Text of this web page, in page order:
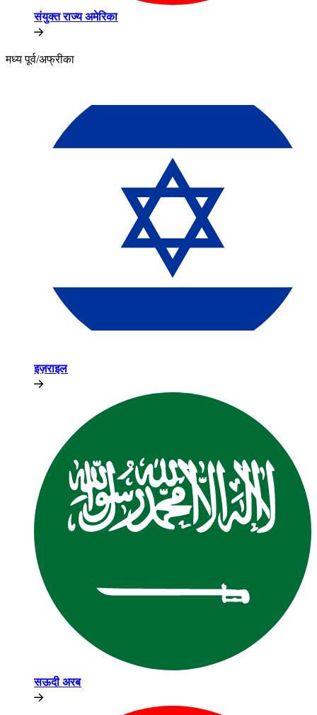
संयुक्त राज्य अमेरिका​​
मध्य पूर्व/अफ्रीका​​
इज़राइल​​
सऊदी अरब​​